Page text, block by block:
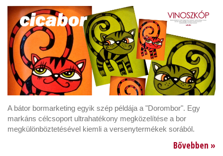
A bátor bormarketing egyik szép példája a "Dorombor". Egy
markáns célcsoport ultrahatékony megközelítése a bor
megkülönböztetésével kiemli a versenytermékek sorából.
Bővebben »